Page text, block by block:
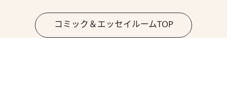
コミック＆エッセイルームTOP